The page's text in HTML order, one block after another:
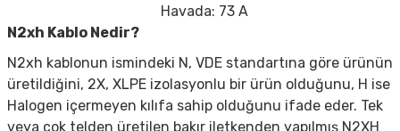
Havada: 73 A
N2xh Kablo Nedir?
N2xh kablonun ismindeki N, VDE standartına göre ürünün
üretildiğini, 2X, XLPE izolasyonlu bir ürün olduğunu, H ise
Halogen içermeyen kılıfa sahip olduğunu ifade eder. Tek
veya çok telden üretilen bakır iletkenden yapılmış N2XH